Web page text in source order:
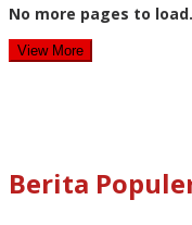
No more pages to load.
View More
Berita